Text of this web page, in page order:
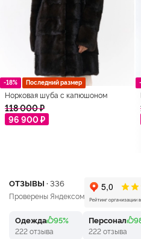
-18% Последний размер
Норковая шуба с капюшоном
118 000 ₽
96 900 ₽
ОТЗЫВЫ ·336
Проверены Яндексом
Одежда 95%
222 отзыва
Персонал
222 отзыва